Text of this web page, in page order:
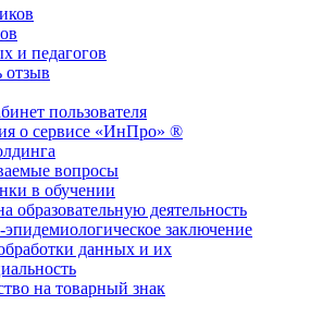
и педагогов
отзыв
пользователя
о сервисе «ИнПро» ®
вопросы
в обучении
образовательную деятельность
заключение
данных и их
на товарный знак